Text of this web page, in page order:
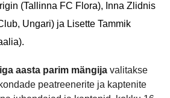
(Tallinna FC Flora), Inna Zlidnis
Ungari) ja Lisette Tammik
aasta parim mängija valitakse
peatreenerite ja kaptenite